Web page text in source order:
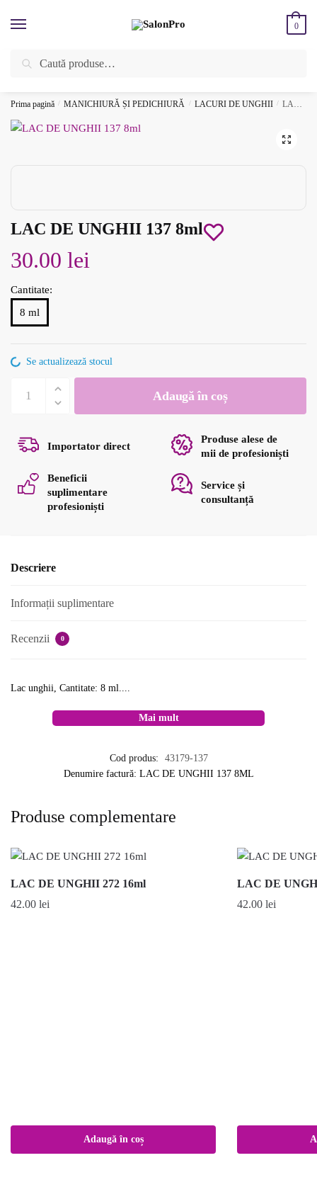
Caută
Caută
0
ÎNREGISTREAZĂ-TE SI BENEFICIEAZĂ DE CADOURI ȘI REDUCERI
Prima pagină / MANICHIURĂ ȘI PEDICHIURĂ / LACURI DE UNGHII / LAC DE UNGHII 137 8ml
LAC DE UNGHII 137 8ml
30.00 lei
Cantitate:
8 ml
Se actualizează stocul
LAC
UNGHII
137
Adaugă în coș
Importator direct
Produse alese de
mii de profesioniști
Beneficii
suplimentare
profesioniști
Service și
consultanță
Descriere
Informații suplimentare
Recenzii 0
Lac unghii, Cantitate: 8 ml....
Mai mult
Cod produs:
43179-137
Denumire factură: LAC DE UNGHII 137 8ML
Produse complementare
LAC DE UNGHII 272 16ml
42.00 lei
Adaugă în coș
LAC DE
42.00 lei